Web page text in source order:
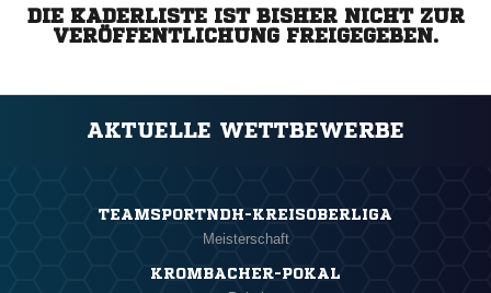
DIE KADERLISTE IST BISHER NICHT ZUR
VERÖFFENTLICHUNG FREIGEGEBEN.
AKTUELLE WETTBEWERBE
TEAMSPORTNDH-KREISOBERLIGA
Meisterschaft
KROMBACHER-POKAL